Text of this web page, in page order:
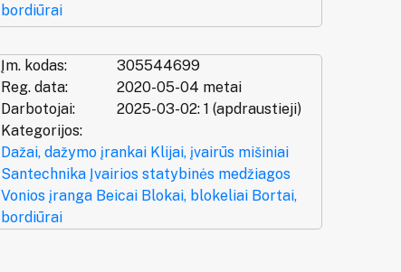
bordiūrai
Įm. kodas:
305544699
Reg. data:
2020-05-04 metai
Darbotojai:
2025-03-02: 1 (apdraustieji)
Kategorijos:
Dažai, dažymo įrankai Klijai, įvairūs mišiniai
Santechnika Įvairios statybinės medžiagos
Vonios įranga Beicai Blokai, blokeliai Bortai,
bordiūrai